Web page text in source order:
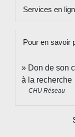
Services en
Pour en savoir
Don de son
à la recherche
CHU Réseau